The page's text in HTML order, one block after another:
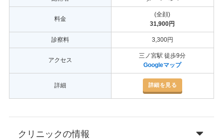
料金
(全顔)
31,900円
診察料 3,300円
アクセス
三ノ宮駅 徒歩9分
Googleマップ
詳細 詳細を見る
クリニックの情報